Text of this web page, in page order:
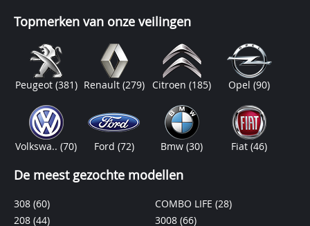
Topmerken van onze veilingen
Peugeot (381) Renault (279) Citroen(185) Opel(90)
Volkswa..(70) Ford (72) Bmw(30) Fiat(46)
De meest gezochte modellen
308 (60)
208 (44)
COMBO LIFE (28)
3008 (66)